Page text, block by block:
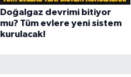
Doğalgaz devrimi bitiyor
mu? Tüm evlere yeni sistem
kurulacak!